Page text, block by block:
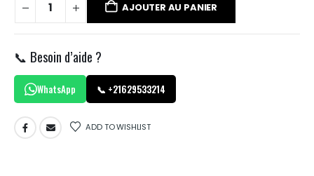
AJOUTER AU PANIER
📞 Besoin d’aide ?
WhatsApp 📞 +21629533214
ADD TO WISHLIST